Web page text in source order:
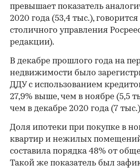
превышает показатель
2020 года (53,4 тыс.),
столичного управления
редакции).
В декабре прошлого года на
недвижимости было
ДДУ с использованием
27,9% выше, чем в ноябре (5,5
чем в декабре 2020 года (7
Доля ипотеки при покупке в
квартир и нежилых помещений
составила порядка 48% от
Такой же показатель был